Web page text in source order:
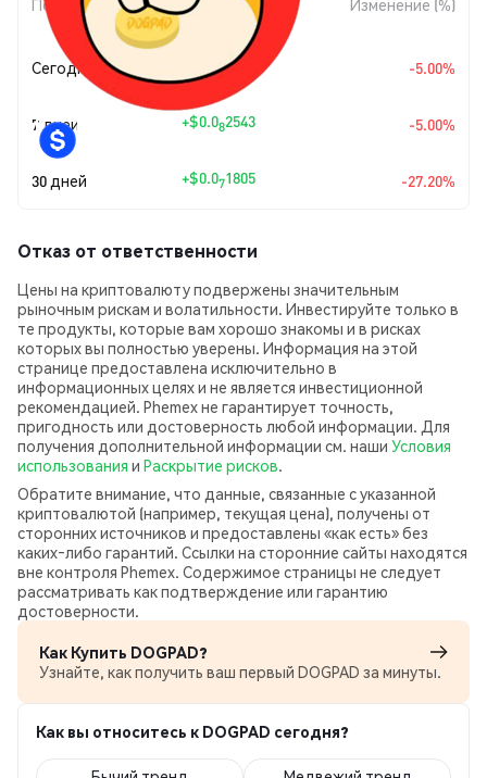
Период
суммы
Изменение (%)
Сегодня $0.082543 -5.00%
7 дней +$0.082543 -5.00%
30 дней +$0.071805 -27.20%
Отказ от ответственности
Цены на криптовалюту подвержены значительным
рыночным рискам и волатильности. Инвестируйте только в
те продукты, которые вам хорошо знакомы и в рисках
которых вы полностью уверены. Информация на этой
странице предоставлена исключительно в
информационных целях и не является инвестиционной
рекомендацией. Phemex не гарантирует точность,
пригодность или достоверность любой информации. Для
получения дополнительной информации см. наши Условия
использования и Раскрытие рисков.
Обратите внимание, что данные, связанные с указанной
криптовалютой (например, текущая цена), получены от
сторонних источников и предоставлены «как есть» без
каких‑либо гарантий. Ссылки на сторонние сайты находятся
вне контроля Phemex. Содержимое страницы не следует
рассматривать как подтверждение или гарантию
достоверности.
Как Купить DOGPAD?
Узнайте, как получить ваш первый DOGPAD за минуты.
Как вы относитесь к DOGPAD сегодня?